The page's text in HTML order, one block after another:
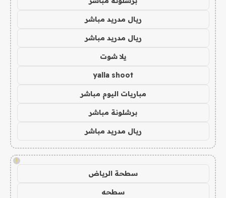
ريال مدريد مباشر
ريال مدريد مباشر
يلا شوت
yalla shoot
مباريات اليوم مباشر
برشلونة مباشر
ريال مدريد مباشر
!
سطحة الرياض
سطحه